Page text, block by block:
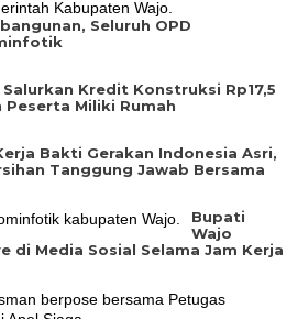
Seluruh OPD
Kredit Konstruksi Rp17,5
Peserta Miliki Rumah
Bakti Gerakan Indonesia Asri,
Tanggung Jawab Bersama
Bupati
Wajo
di Media Sosial Selama Jam Kerja